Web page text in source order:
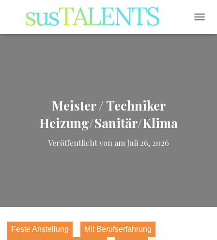
Meister / Techniker
Heizung/Sanitär/Klima
Veröffentlicht von am Juli 26, 2026
Feste Anstellung
Mit Berufserfahrung